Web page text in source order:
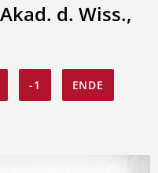
d. Wiss.,
-1 ENDE